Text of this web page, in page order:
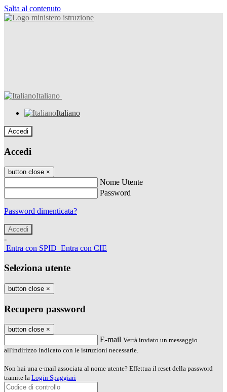
Salta al contenuto
Italiano
Italiano
Accedi
Accedi
button close ×
Nome Utente
Password
Password dimenticata?
-
Entra con SPID Entra con CIE
Seleziona utente
button close ×
Recupero password
button close ×
E-mail Verrà inviato un messaggio
all'indirizzo indicato con le istruzioni necessarie.
Non hai una e-mail associata al nome utente? Effettua il reset della password
tramite la Login Spaggiari